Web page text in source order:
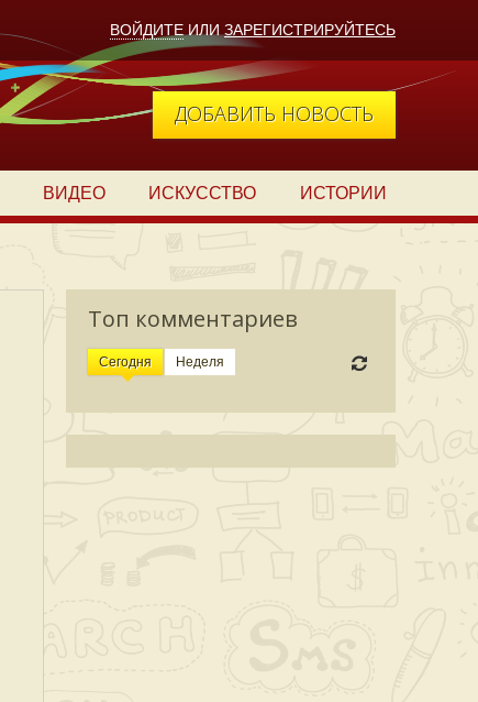
ВОЙДИТЕ ИЛИ ЗАРЕГИСТРИРУЙТЕСЬ
ДОБАВИТЬ НОВОСТЬ
ВИДЕО ИСКУССТВО ИСТОРИИ
Топ комментариев
Сегодня Неделя